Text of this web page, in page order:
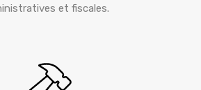
et fiscales.